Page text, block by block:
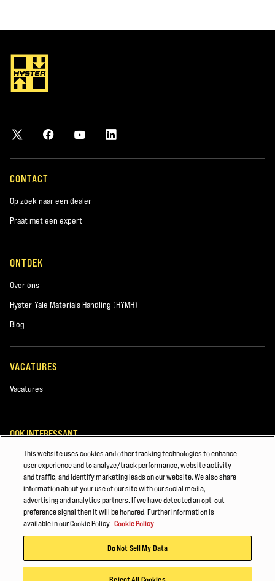
Adres
Plaats
*verplicht
Product waarin u geïnteresseerd bent
Interessegebied:
Gebruikte machines
Opmerkingen
Hyster en onze dealers willen graag contact met u opnemen over onze
producten en diensten. Als u graag informatie van ons wilt ontvangen,
CONTACT
Op zoek naar een dealer
Praat met een expert
ONTDEK
Over ons
Hyster-Yale Materials Handling (HYMH)
Blog
VACATURES
Vacatures
OOK INTERESSANT
Machineparkbeheer
Heftruckonderdelen
VEILIGHEID & TRAINING VAN VORKHEFTRUCKS
©2025 Hyster-Yale Materials Handling, Inc., alle rechten voorbehouden.
Privacybeleid Gebruiksvoorwaarden Cookiebeleid
This website uses cookies and other tracking technologies to enhance
user experience and to analyze/track performance, website activity
and traffic, and identify marketing leads on our website. We also share
information about your use of our site with our social media,
advertising and analytics partners. If we have detected an opt-out
preference signal then it will be honored. Further information is
available in our Cookie Policy. Cookie Policy
Do Not Sell My Data